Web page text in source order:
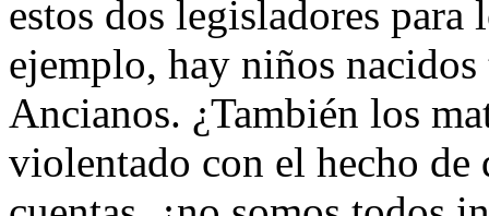
estos dos legisladores para
ejemplo, hay niños
Ancianos. ¿También los
violentado con el hecho de